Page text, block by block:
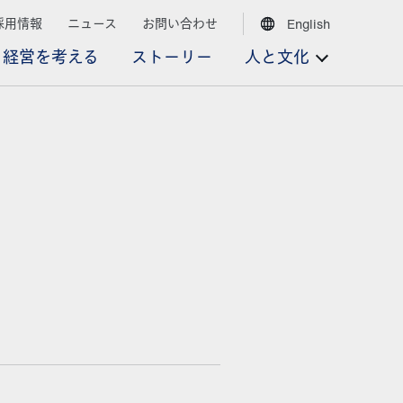
経営を考える ストーリー 人と文化
用情報 ニュース お問い合わせ English